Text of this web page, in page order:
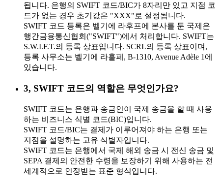
됩니다. 은행의 SWIFT 코드/BIC가 8자리만 있고 지점 코
드가 없는 경우 초기값은 "XXX"로 설정됩니다.
SWIFT 코드 등록은 벨기에 라후프에 본사를 둔 국제은
행간금융통신협회("SWIFT")에서 처리합니다. SWIFT는
S.W.I.F.T.의 등록 상표입니다. SCRL의 등록 상표이며,
등록 사무소는 벨기에 라훌페, B-1310, Avenue Adèle 1에
있습니다.
3, SWIFT 코드의 역할은 무엇인가요?
SWIFT 코드는 은행과 송금인이 국제 송금을 할 때 사용
하는 비즈니스 식별 코드(BIC)입니다.
SWIFT 코드/BIC는 결제가 이루어져야 하는 은행 또는
지점을 설명하는 고유 식별자입니다.
SWIFT 코드는 은행에서 국제 해외 송금 시 전신 송금 및
SEPA 결제의 안전한 수령을 보장하기 위해 사용하는 전
세계적으로 인정받는 표준 형식입니다.